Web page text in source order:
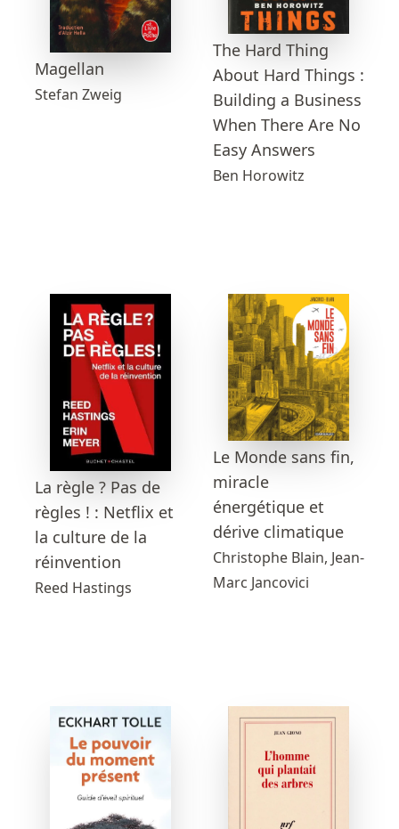
Magellan
Stefan Zweig
The Hard Thing
About Hard Things :
Building a Business
When There Are No
Easy Answers
Ben Horowitz
La règle ? Pas de
règles ! : Netflix et
la culture de la
réinvention
Reed Hastings
Le Monde sans fin,
miracle
énergétique et
dérive climatique
Christophe Blain, Jean-
Marc Jancovici